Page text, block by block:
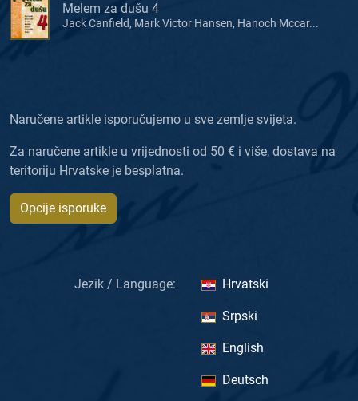
Melem za dušu 4
Jack Canfield, Mark Victor Hansen, Hanoch Mccar...
Naručene artikle isporučujemo u sve zemlje svijeta.
Za naručene artikle u vrijednosti od 50 € i više, dostava na
teritoriju Hrvatske je besplatna.
Opcije isporuke
Jezik / Language: Hrvatski
Srpski
English
Deutsch